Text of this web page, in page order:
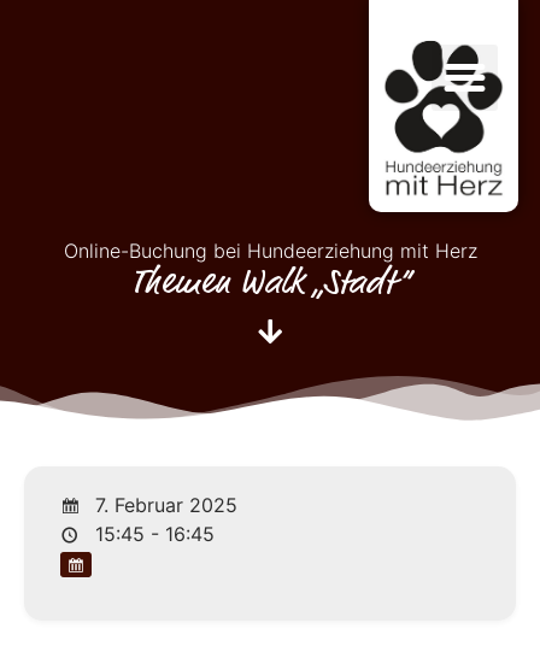
Online-Buchung bei Hundeerziehung mit Herz
Themen Walk „Stadt“
7. Februar 2025
15:45 - 16:45